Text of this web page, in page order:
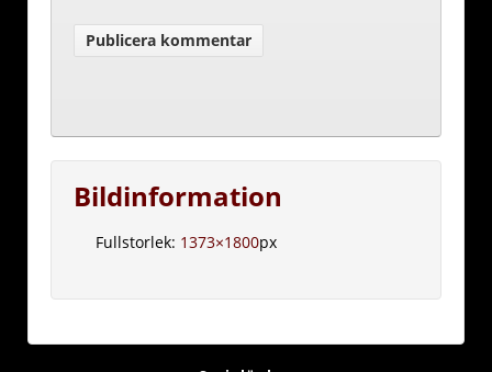
Bildinformation
Fullstorlek: 1373×1800px